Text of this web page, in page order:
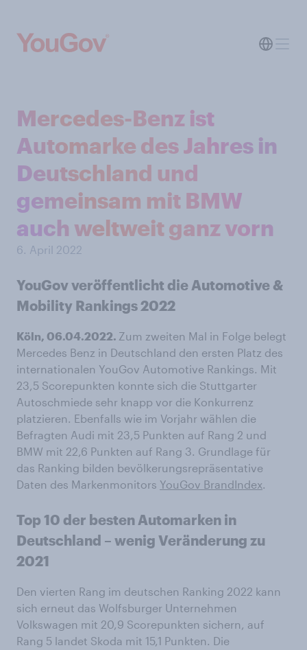
Mercedes-Benz ist
Automarke des Jahres in
Deutschland und
gemeinsam mit BMW
auch weltweit ganz vorn
6. April 2022
YouGov veröffentlicht die Automotive &
Mobility Rankings 2022
Köln, 06.04.2022. Zum zweiten Mal in Folge belegt
Mercedes Benz in Deutschland den ersten Platz des
internationalen YouGov Automotive Rankings. Mit
23,5 Scorepunkten konnte sich die Stuttgarter
Autoschmiede sehr knapp vor die Konkurrenz
platzieren. Ebenfalls wie im Vorjahr wählen die
Befragten Audi mit 23,5 Punkten auf Rang 2 und
BMW mit 22,6 Punkten auf Rang 3. Grundlage für
das Ranking bilden bevölkerungsrepräsentative
Daten des Markenmonitors YouGov BrandIndex.
Top 10 der besten Automarken in
Deutschland – wenig Veränderung zu
2021
Den vierten Rang im deutschen Ranking 2022 kann
sich erneut das Wolfsburger Unternehmen
Volkswagen mit 20,9 Scorepunkten sichern, auf
Rang 5 landet Skoda mit 15,1 Punkten. Die